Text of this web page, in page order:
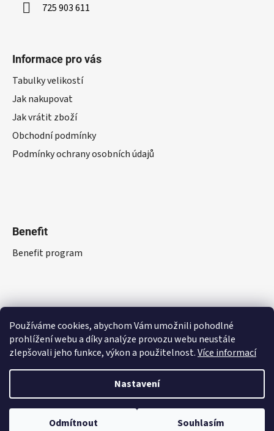
Používáme cookies, abychom Vám umožnili pohodlné
prohlížení webu a díky analýze provozu webu neustále
zlepšovali jeho funkce, výkon a použitelnost.Více informací
Nastavení
Odmítnout Souhlasím
725 903 611
Informace pro vás
Tabulky velikostí
Jak nakupovat
Jak vrátit zboží
Obchodní podmínky
Podmínky ochrany osobních údajů
Benefit
Benefit program
Vytvořil Shoptet
Copyright 2026 RepointMarket.cz. Všechna práva